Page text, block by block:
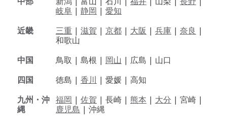
岐阜 | 静岡 | 愛知
近畿
三重 | 滋賀 | 京都 | 大阪 | 兵庫 | 奈良 |
和歌山
中国
鳥取 | 島根 | 岡山 | 広島 | 山口
四国
徳島 | 香川 | 愛媛 | 高知
九州・沖
縄
福岡 | 佐賀 | 長崎 | 熊本 | 大分 | 宮崎 |
鹿児島 | 沖縄